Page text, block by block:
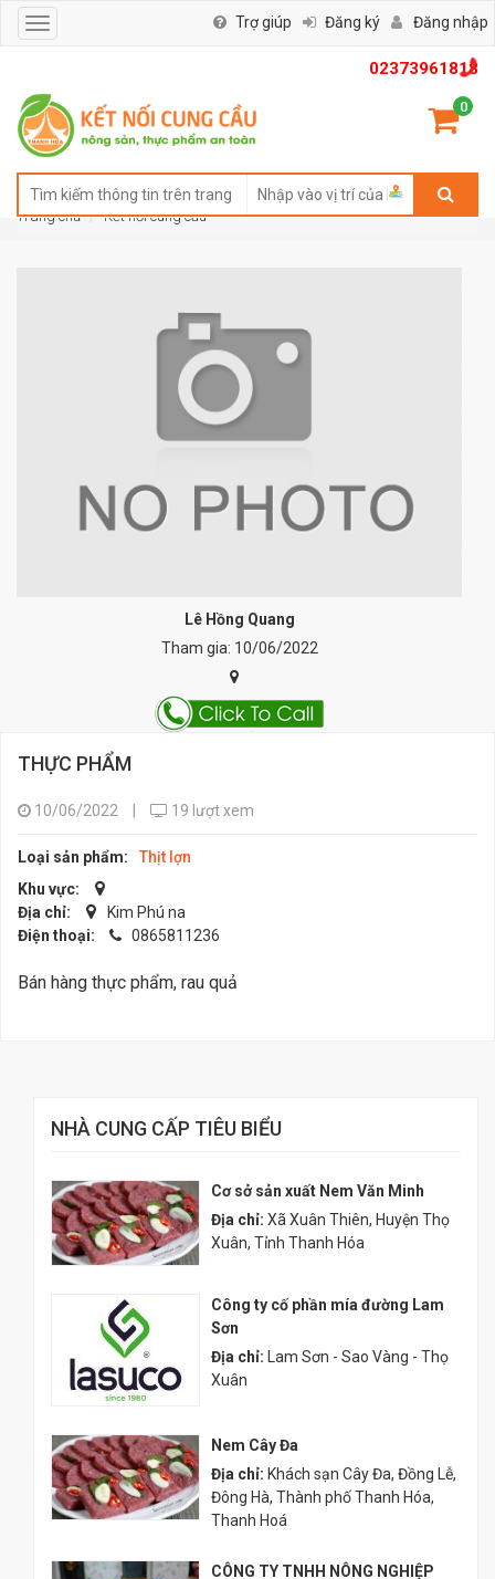
02373961818
0
Toggle
navigation
Trợ giúp Đăng ký Đăng nhập
Trang chủ Kết nối cung cầu
Lê Hồng Quang
Tham gia: 10/06/2022
THỰC PHẨM
10/06/2022 19 lượt xem
Loại sản phẩm:
Thịt lợn
Khu vực:
Địa chỉ:
Kim Phú na
Điện thoại:
0865811236
Bán hàng thực phẩm, rau quả
NHÀ CUNG CẤP TIÊU BIỂU
Cơ sở sản xuất Nem Văn Minh
Địa chỉ: Xã Xuân Thiên, Huyện Thọ
Xuân, Tỉnh Thanh Hóa
Công ty cố phần mía đường Lam
Sơn
Địa chỉ:
Lam Sơn - Sao Vàng - Thọ
Xuân
Nem Cây Đa
Địa chỉ: Khách sạn Cây Đa, Đồng Lễ,
Đông Hà, Thành phố Thanh Hóa,
Thanh Hoá
CÔNG TY TNHH NÔNG NGHIỆP